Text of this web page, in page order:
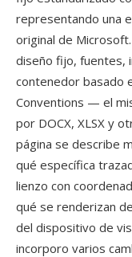
representando una
original de
diseño fijo, fuentes,
contenedor basado
Conventions — el
por DOCX, XLSX y
página se describe
qué específica
lienzo con
qué se renderizan
del dispositivo de
incorporo varios